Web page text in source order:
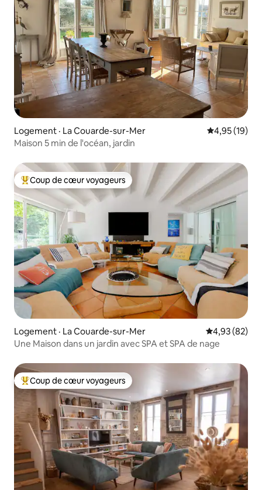
Logement · La Couarde-sur-Mer Note
4,95 (19)
Maison 5 min de l'océan, jardin
Coup de cœur voyageurs parmi les plus aimés
Coup de cœur voyageurs
Logement · La Couarde-sur-Mer Note
4,93 (82)
Une Maison dans un jardin avec SPA et SPA de nage
Coup de cœur voyageurs parmi les plus aimés
Coup de cœur voyageurs